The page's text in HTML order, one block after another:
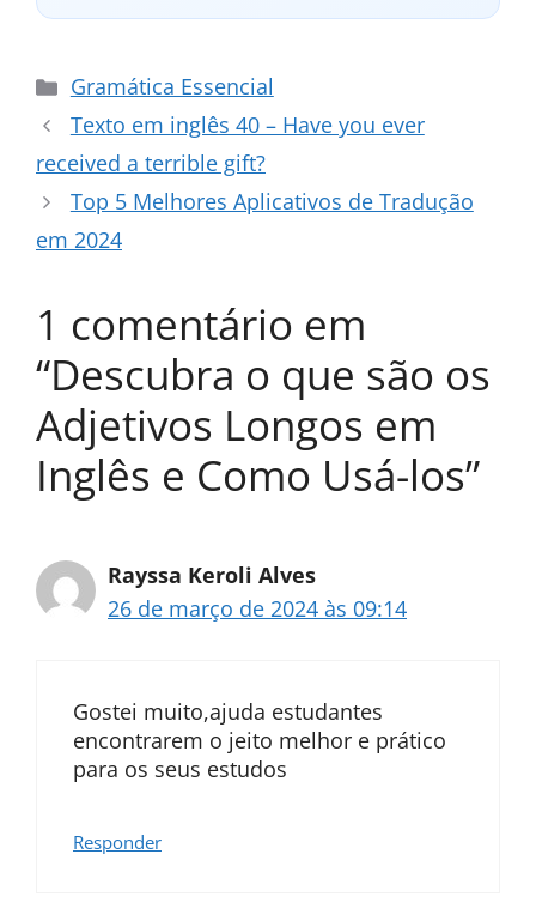
Categorias
Gramática Essencial
Texto em inglês 40 – Have you ever
received a terrible gift?
Top 5 Melhores Aplicativos de Tradução
em 2024
1 comentário em
“Descubra o que são os
Adjetivos Longos em
Inglês e Como Usá-los”
Rayssa Keroli Alves
26 de março de 2024 às 09:14
Gostei muito,ajuda estudantes
encontrarem o jeito melhor e prático
para os seus estudos
Responder